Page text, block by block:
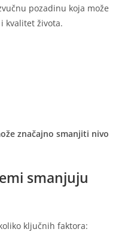
pozadinu koja može
kvalitet života.
značajno smanjiti nivo
smanjuju
ključnih faktora: